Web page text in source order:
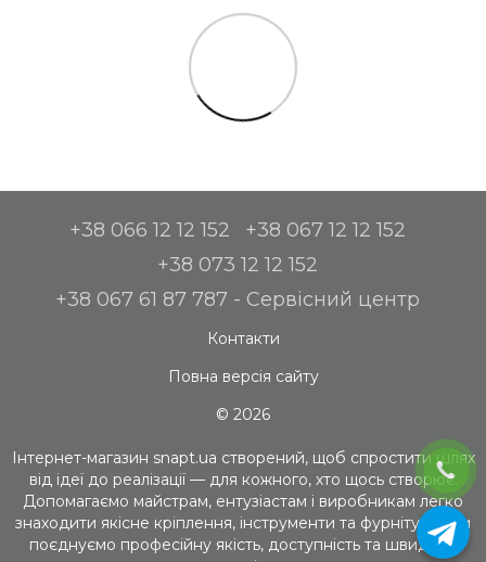
+38 066 12 12 152
+38 067 12 12 152
+38 073 12 12 152
+38 067 61 87 787 - Сервісний центр
Контакти
Повна версія сайту
© 2026
Інтернет-магазин snapt.ua створений, щоб спростити шлях
від ідеї до реалізації — для кожного, хто щось створює.
Допомагаємо майстрам, ентузіастам і виробникам легко
знаходити якісне кріплення, інструменти та фурнітуру. Ми
поєднуємо професійну якість, доступність та швидкий